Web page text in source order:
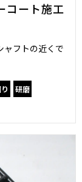
コート施工
ャフトの近くで
研磨